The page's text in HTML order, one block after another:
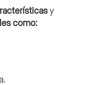
y
como: